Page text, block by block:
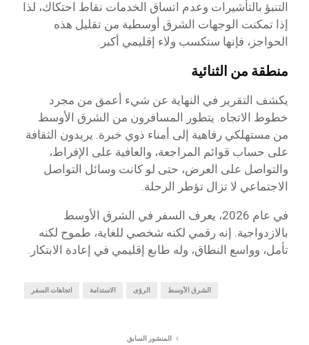
التنبؤ بالتأشيرات وعدم اتساق الخدمات نقاط احتكاك، لذا
إذا تمكنت الوجهات الشرق أوسطية من تقليل هذه
الحواجز، فإنها ستكسب ولاء إقليمي أكبر.
منطقة من الثنائية
يكشف التقرير في النهاية عن شيء أعمق من مجرد
خطوط الاتجاه. يتطور المسافرون من الشرق الأوسط
من مستهلكي رفاهية إلى أمناء ذوي خبرة. يريدون الثقافة
على حساب قوائم المراجعة، والعافية على الإفراط،
والتواصل على العرض، حتى لو كانت وسائل التواصل
الاجتماعي لا تزال تؤطر الرحلة.
في عام 2026، يعرف السفر في الشرق الأوسط
بالازدواجية. إنه رقمي لكنه شخصي للغاية، طموح لكنه
تأمل، وواسع النطاق، وله طابع إقليمي في إعادة الابتكار.
اتجاهات السفر الاستدامة الرؤى الشرق الأوسط
المنشور السابق